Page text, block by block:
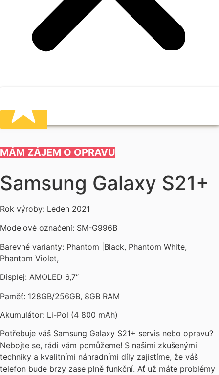
MÁM ZÁJEM O OPRAVU
Samsung Galaxy S21+
Rok výroby: Leden 2021
Modelové označení: SM-G996B
Barevné varianty: Phantom |Black, Phantom White,
Phantom Violet,
Displej: AMOLED 6,7″
Paměť: 128GB/256GB, 8GB RAM
Akumulátor: Li-Pol (4 800 mAh)
Potřebuje váš Samsung Galaxy S21+ servis nebo opravu?
Nebojte se, rádi vám pomůžeme! S našimi zkušenými
techniky a kvalitními náhradními díly zajistíme, že váš
telefon bude brzy zase plně funkční. Ať už máte problémy